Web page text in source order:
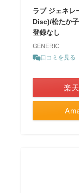
ラブ ジェネ
Disc)/松たか
登録なし
GENERIC
口コミを見る
楽